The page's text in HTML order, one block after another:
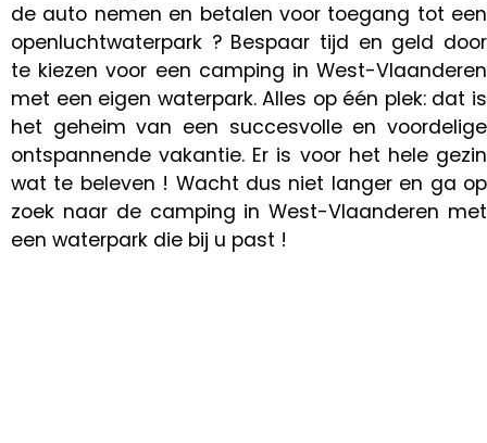
de auto nemen en betalen voor toegang tot een
openluchtwaterpark ? Bespaar tijd en geld door
te kiezen voor een camping in West-Vlaanderen
met een eigen waterpark. Alles op één plek: dat is
het geheim van een succesvolle en voordelige
ontspannende vakantie. Er is voor het hele gezin
wat te beleven ! Wacht dus niet langer en ga op
zoek naar de camping in West-Vlaanderen met
een waterpark die bij u past !